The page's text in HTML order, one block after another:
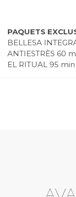
PAQUETS
BELLESA
ANTIESTRÈS 60
EL RITUAL 95